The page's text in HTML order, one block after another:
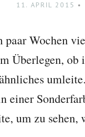
11. APRIL 2015
paar Wochen
Überlegen,
einer
um zu sehen,